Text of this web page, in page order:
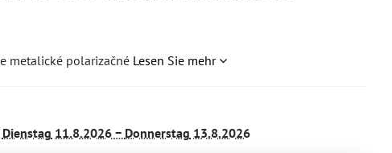
metalické polarizačné Lesen Sie mehr
Dienstag 11.8.2026 − Donnerstag 13.8.2026